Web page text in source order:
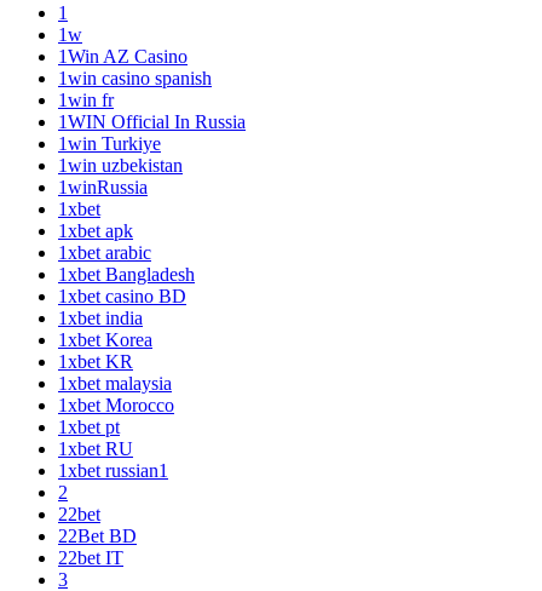
1
1w
1Win AZ Casino
1win casino spanish
1win fr
1WIN Official In Russia
1win Turkiye
1win uzbekistan
1winRussia
1xbet
1xbet apk
1xbet arabic
1xbet Bangladesh
1xbet casino BD
1xbet india
1xbet Korea
1xbet KR
1xbet malaysia
1xbet Morocco
1xbet pt
1xbet RU
1xbet russian1
2
22bet
22Bet BD
22bet IT
3